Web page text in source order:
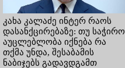
კახა კალაძე ინტერ რაოს
დასანქცირებაზე: თუ საჭირო
აუცლებლობა იქნება რა
თქმა უნდა, შესაბამის
ნაბიჯებს გადავდგამთ